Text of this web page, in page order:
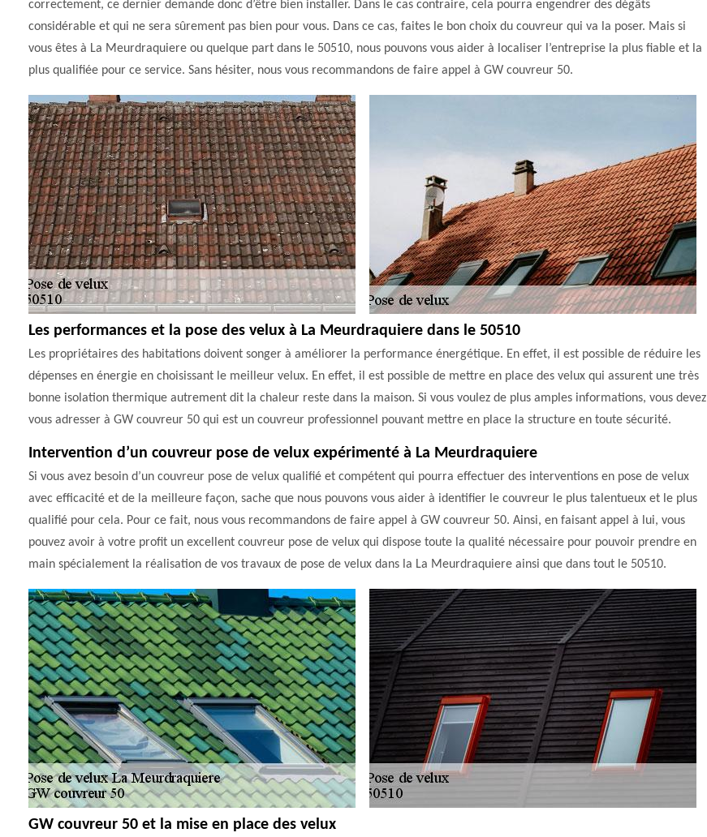
correctement, ce dernier demande donc d’être bien installer. Dans le cas contraire, cela pourra engendrer des dégâts
considérable et qui ne sera sûrement pas bien pour vous. Dans ce cas, faites le bon choix du couvreur qui va la poser. Mais si
vous êtes à La Meurdraquiere ou quelque part dans le 50510, nous pouvons vous aider à localiser l’entreprise la plus fiable et la
plus qualifiée pour ce service. Sans hésiter, nous vous recommandons de faire appel à GW couvreur 50.
Les performances et la pose des velux à La Meurdraquiere dans le 50510
Les propriétaires des habitations doivent songer à améliorer la performance énergétique. En effet, il est possible de réduire les
dépenses en énergie en choisissant le meilleur velux. En effet, il est possible de mettre en place des velux qui assurent une très
bonne isolation thermique autrement dit la chaleur reste dans la maison. Si vous voulez de plus amples informations, vous devez
vous adresser à GW couvreur 50 qui est un couvreur professionnel pouvant mettre en place la structure en toute sécurité.
Intervention d’un couvreur pose de velux expérimenté à La Meurdraquiere
Si vous avez besoin d’un couvreur pose de velux qualifié et compétent qui pourra effectuer des interventions en pose de velux
avec efficacité et de la meilleure façon, sache que nous pouvons vous aider à identifier le couvreur le plus talentueux et le plus
qualifié pour cela. Pour ce fait, nous vous recommandons de faire appel à GW couvreur 50. Ainsi, en faisant appel à lui, vous
pouvez avoir à votre profit un excellent couvreur pose de velux qui dispose toute la qualité nécessaire pour pouvoir prendre en
main spécialement la réalisation de vos travaux de pose de velux dans la La Meurdraquiere ainsi que dans tout le 50510.
GW couvreur 50 et la mise en place des velux